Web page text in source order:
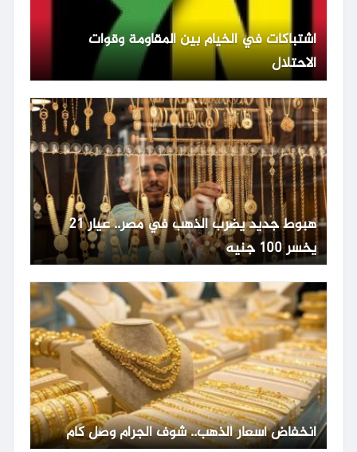
اشتباكات في الخيام بين المقاومة وقوات
الاحتلال
هبوط جديد يضرب الذهب في مصر.. عيار 21
يخسر 100 جنيه
انخفاض أسعار الذهب.. شوف الجرام وصل كام